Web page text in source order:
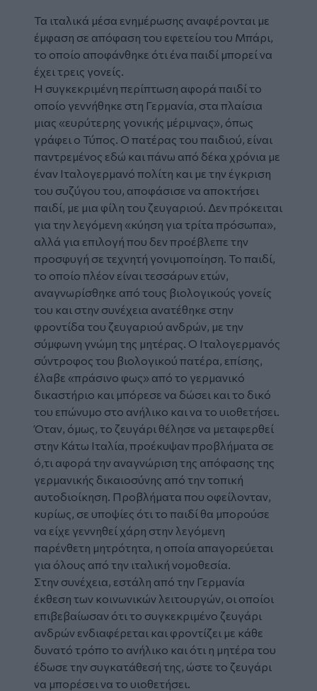
Τα ιταλικά μέσα ενημέρωσης αναφέρονται με
έμφαση σε απόφαση του εφετείου του Μπάρι,
το οποίο αποφάνθηκε ότι ένα παιδί μπορεί να
έχει τρεις γονείς.
Η συγκεκριμένη περίπτωση αφορά παιδί το
οποίο γεννήθηκε στη Γερμανία, στα πλαίσια
μιας «ευρύτερης γονικής μέριμνας», όπως
γράφει ο Τύπος. Ο πατέρας του παιδιού, είναι
παντρεμένος εδώ και πάνω από δέκα χρόνια με
έναν Ιταλογερμανό πολίτη και με την έγκριση
του συζύγου του, αποφάσισε να αποκτήσει
παιδί, με μια φίλη του ζευγαριού. Δεν πρόκειται
για την λεγόμενη «κύηση για τρίτα πρόσωπα»,
αλλά για επιλογή που δεν προέβλεπε την
προσφυγή σε τεχνητή γονιμοποίηση. Το παιδί,
το οποίο πλέον είναι τεσσάρων ετών,
αναγνωρίσθηκε από τους βιολογικούς γονείς
του και στην συνέχεια ανατέθηκε στην
φροντίδα του ζευγαριού ανδρών, με την
σύμφωνη γνώμη της μητέρας. Ο Ιταλογερμανός
σύντροφος του βιολογικού πατέρα, επίσης,
έλαβε «πράσινο φως» από το γερμανικό
δικαστήριο και μπόρεσε να δώσει και το δικό
του επώνυμο στο ανήλικο και να το υιοθετήσει.
Όταν, όμως, το ζευγάρι θέλησε να μεταφερθεί
στην Κάτω Ιταλία, προέκυψαν προβλήματα σε
ό,τι αφορά την αναγνώριση της απόφασης της
γερμανικής δικαιοσύνης από την τοπική
αυτοδιοίκηση. Προβλήματα που οφείλονταν,
κυρίως, σε υποψίες ότι το παιδί θα μπορούσε
να είχε γεννηθεί χάρη στην λεγόμενη
παρένθετη μητρότητα, η οποία απαγορεύεται
για όλους από την ιταλική νομοθεσία.
Στην συνέχεια, εστάλη από την Γερμανία
έκθεση των κοινωνικών λειτουργών, οι οποίοι
επιβεβαίωσαν ότι το συγκεκριμένο ζευγάρι
ανδρών ενδιαφέρεται και φροντίζει με κάθε
δυνατό τρόπο το ανήλικο και ότι η μητέρα του
έδωσε την συγκατάθεσή της, ώστε το ζευγάρι
να μπορέσει να το υιοθετήσει.